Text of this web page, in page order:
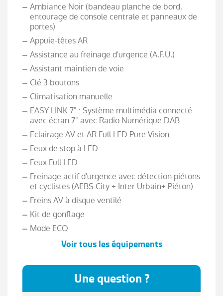
Ambiance Noir (bandeau planche de bord,
entourage de console centrale et panneaux de
portes)
Appuie-têtes AR
Assistance au freinage d'urgence (A.F.U.)
Assistant maintien de voie
Clé 3 boutons
Climatisation manuelle
EASY LINK 7" : Système multimédia connecté
avec écran 7" avec Radio Numérique DAB
Eclairage AV et AR Full LED Pure Vision
Feux de stop à LED
Feux Full LED
Freinage actif d'urgence avec détection piétons
et cyclistes (AEBS City + Inter Urbain+ Piéton)
Freins AV à disque ventilé
Kit de gonflage
Mode ECO
Voir tous les équipements
Rétroviseurs extérieurs Noir brillant
Une question ?